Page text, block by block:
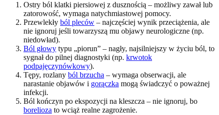
Ostry ból klatki piersiowej z dusznością – możliwy zawał lub
zatorowość, wymaga natychmiastowej pomocy.
Przewlekły ból pleców – najczęściej wynik przeciążenia, ale
nie ignoruj jeśli towarzyszą mu objawy neurologiczne (np.
niedowład).
Ból głowy typu „piorun” – nagły, najsilniejszy w życiu ból, to
sygnał do pilnej diagnostyki (np. krwotok
podpajęczynówkowy).
Tępy, rozlany ból brzucha – wymaga obserwacji, ale
narastanie objawów i gorączka mogą świadczyć o poważnej
infekcji.
Ból kończyn po ekspozycji na kleszcza – nie ignoruj, bo
borelioza to wciąż realne zagrożenie.